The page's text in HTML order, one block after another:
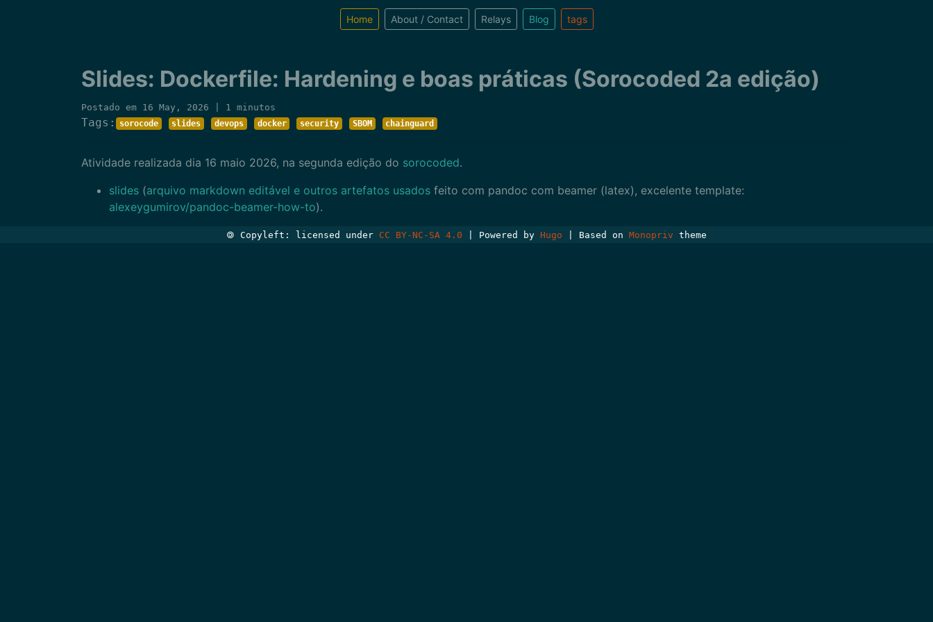
Home About / Contact Relays Blog tags
Slides: Dockerfile: Hardening e boas práticas (Sorocoded 2a edição)
Postado em 16 May, 2026 | 1 minutos
Tags: sorocode slides devops docker security SBOM chainguard
Atividade realizada dia 16 maio 2026, na segunda edição do sorocoded.
slides (arquivo markdown editável e outros artefatos usados feito com pandoc com beamer (latex), excelente template:
alexeygumirov/pandoc-beamer-how-to).
🄯 Copyleft: licensed under CC BY-NC-SA 4.0 | Powered by Hugo | Based on Monopriv theme